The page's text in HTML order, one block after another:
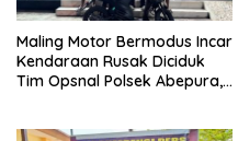
Maling Motor Bermodus Incar
Kendaraan Rusak Diciduk
Tim Opsnal Polsek Abepura,